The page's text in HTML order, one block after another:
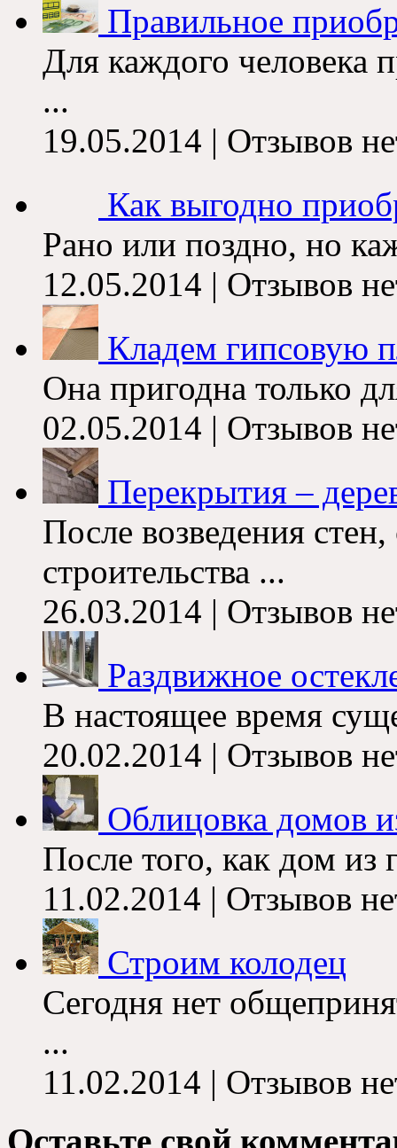
Правильное
Для каждого человека
...
19.05.2014 | Отзывов
Как выгодно
Рано или поздно, но
12.05.2014 | Отзывов
Кладем гипсовую
Она пригодна только
02.05.2014 | Отзывов
Перекрытия –
После возведения
строительства ...
26.03.2014 | Отзывов
Раздвижное
В настоящее время
20.02.2014 | Отзывов
Облицовка домов
После того, как дом из
11.02.2014 | Отзывов
Строим колодец
Сегодня нет
...
11.02.2014 | Отзывов